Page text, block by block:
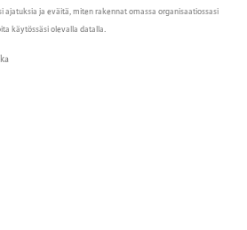
ajatuksia ja eväitä, miten rakennat omassa organisaatiossasi
käytössäsi olevalla datalla.